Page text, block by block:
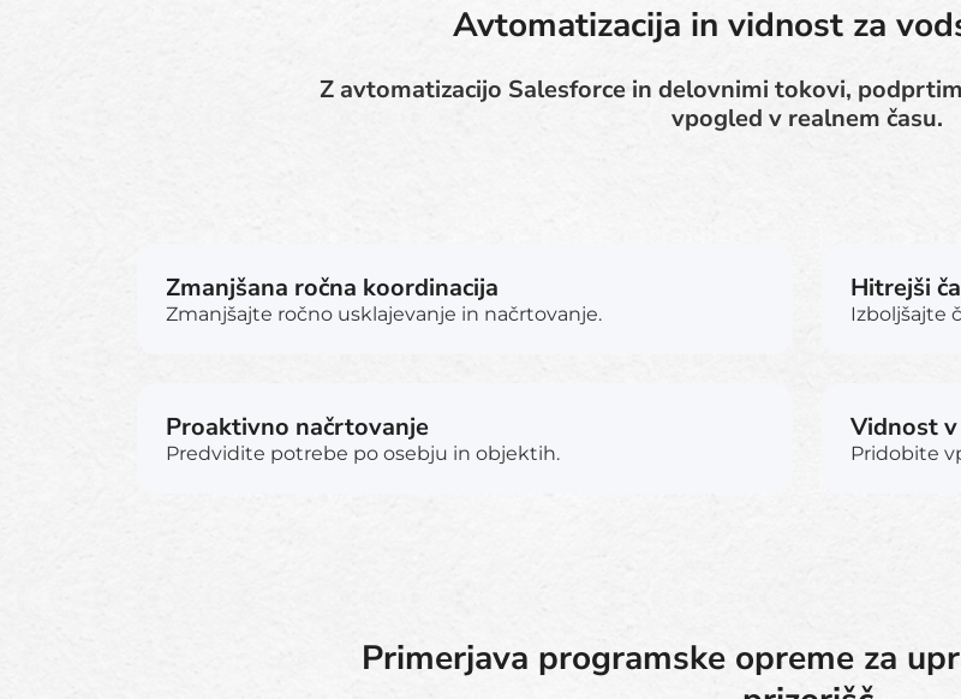
Avtomatizacija in vidnost za
Z avtomatizacijo Salesforce in delovnimi tokovi,
vpogled v realnem času.
Zmanjšana ročna koordinacija
Zmanjšajte ročno usklajevanje in načrtovanje.
Hitrejši
Izboljšajte
Proaktivno načrtovanje
Predvidite potrebe po osebju in objektih.
Vidnost
Pridobite
Primerjava programske opreme za